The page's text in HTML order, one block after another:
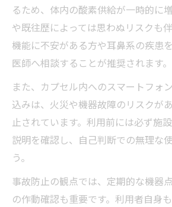
るため、体内の酸素供給が一時的に
や既往歴によっては思わぬリスクも
機能に不安がある方や耳鼻系の疾患
医師へ相談することが推奨されます。
また、カプセル内へのスマートフォ
込みは、火災や機器故障のリスクが
止されています。利用前には必ず施
説明を確認し、自己判断での無理な
う。
事故防止の観点では、定期的な機器
の作動確認も重要です。利用者自身